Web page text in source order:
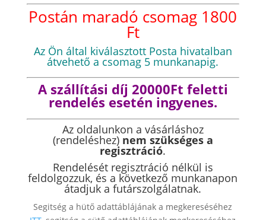
Postán maradó csomag 1800
Ft
Az Ön által kiválasztott Posta hivatalban
átvehető a csomag 5 munkanapig.
A szállítási díj 20000Ft feletti
rendelés esetén ingyenes.
Az oldalunkon a vásárláshoz
(rendeléshez) nem szükséges a
regisztráció.
Rendelését regisztráció nélkül is
feldolgozzuk, és a következő munkanapon
átadjuk a futárszolgálatnak.
Segitség a hütő adattáblájának a megkereséséhez